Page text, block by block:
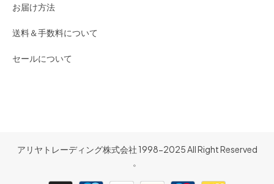
お届け方法
送料＆手数料について
セールについて
アリヤトレーディング株式会社 1998-2025 All Right Reserved